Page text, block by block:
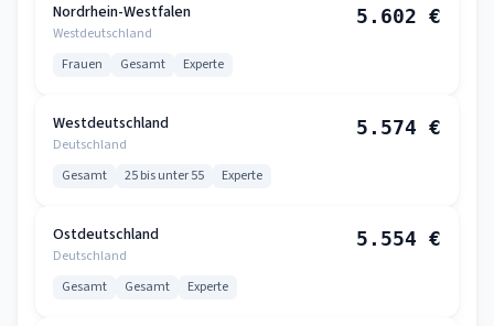
Nordrhein-Westfalen
Westdeutschland
5.602 €
Frauen Gesamt Experte
Westdeutschland
Deutschland
5.574 €
Gesamt 25 bis unter 55 Experte
Ostdeutschland
Deutschland
5.554 €
Gesamt Gesamt Experte